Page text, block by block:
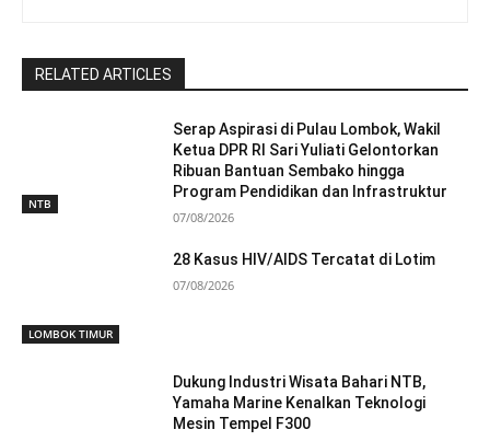
RELATED ARTICLES
NTB
Serap Aspirasi di Pulau Lombok, Wakil
Ketua DPR RI Sari Yuliati Gelontorkan
Ribuan Bantuan Sembako hingga
Program Pendidikan dan Infrastruktur
07/08/2026
LOMBOK TIMUR
28 Kasus HIV/AIDS Tercatat di Lotim
07/08/2026
Dukung Industri Wisata Bahari NTB,
Yamaha Marine Kenalkan Teknologi
Mesin Tempel F300